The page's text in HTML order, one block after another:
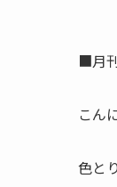
■月
こん
色と